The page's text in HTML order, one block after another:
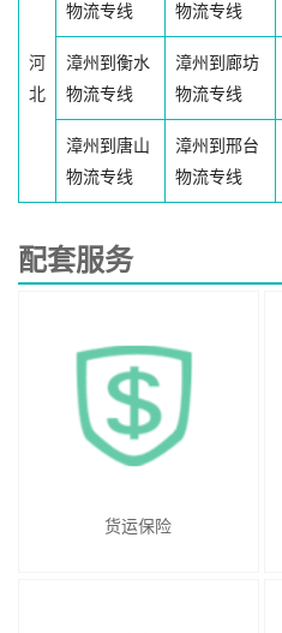
河
北
物流专线
物流专线
漳州到衡水
物流专线
漳州到廊坊
物流专线
漳州到唐山
物流专线
漳州到邢台
物流专线
配套服务
货运保险